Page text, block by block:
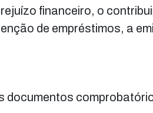
financeiro, o
de empréstimos, a
documentos